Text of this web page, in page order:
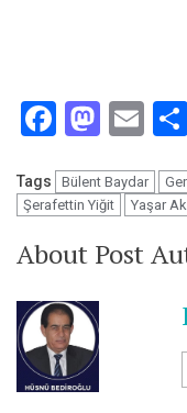
Facebook
Tags Bülent Baydar
Şerafettin Yiğit
Yaşar
About Post